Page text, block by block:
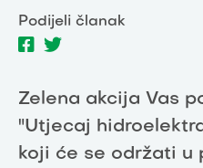
Podijeli članak
Zelena akcija Vas
"Utjecaj
koji će se održati u